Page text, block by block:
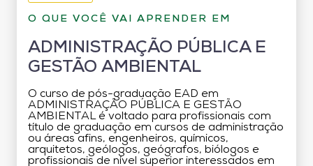
O QUE VOCÊ VAI APRENDER EM
ADMINISTRAÇÃO PÚBLICA E
GESTÃO AMBIENTAL
O curso de pós-graduação EAD em
ADMINISTRAÇÃO PÚBLICA E GESTÃO
AMBIENTAL é voltado para profissionais com
título de graduação em cursos de administração
ou áreas afins, engenheiros, químicos,
arquitetos, geólogos, geógrafos, biólogos e
profissionais de nível superior interessados em